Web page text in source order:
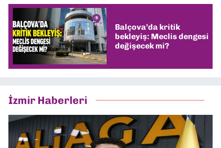
Balçova’da kritik
bekleyiş: Meclis dengesi
değişecek mi?
İzmir Haberleri